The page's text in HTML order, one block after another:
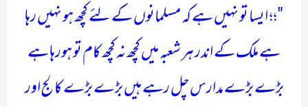
"؛؛ ایسا تو نہیں ہے کہ مسلمانوں کے لئے کچھ ہو نہیں رہا
ہے ملک کے اندر ہر شعبہ میں کچھ نہ کچھ کام تو ہورہا ہے
بڑے بڑے مدارس چل رہے ہیں بڑے بڑے کالج اور